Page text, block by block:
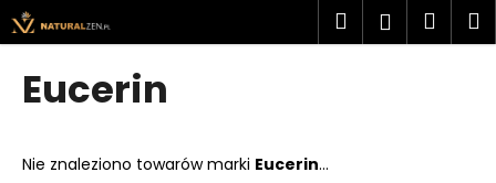
Przejść
do
treści
SzukajZaloguj
Eucerin
Nie znaleziono towarów marki Eucerin...
K
o
powrotem
powrotem
z